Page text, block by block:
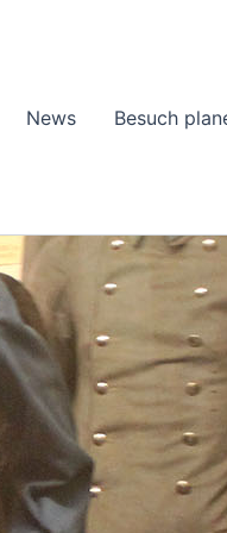
News Besuch